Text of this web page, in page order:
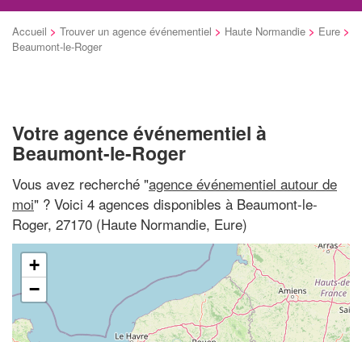
Accueil > Trouver un agence événementiel > Haute Normandie > Eure >
Beaumont-le-Roger
Votre agence événementiel à
Beaumont-le-Roger
Vous avez recherché "agence événementiel autour de
moi" ? Voici 4 agences disponibles à Beaumont-le-
Roger, 27170 (Haute Normandie, Eure)
+
−